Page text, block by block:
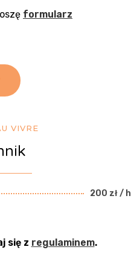
formularz
VIVRE
200 zł / h
się z regulaminem.